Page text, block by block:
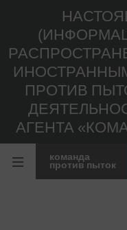
ПРОТИВ
АГЕНТА
команда
против пыток